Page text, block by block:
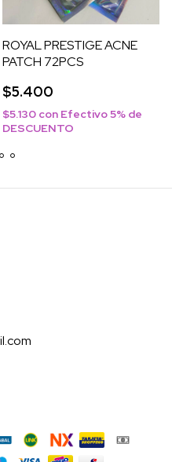
ROYAL PRESTIGE ACNE
PATCH 72PCS
$5.400
$5.130 con Efectivo 5% de
DESCUENTO